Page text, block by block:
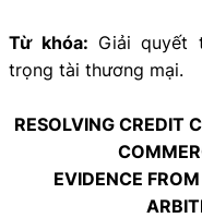
Từ khóa: Giải quyết
trọng tài thương mại.
RESOLVING CREDIT
EVIDENCE